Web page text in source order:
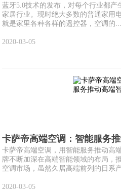
蓝牙5.0技术的发布，对每个行业都
家居行业。现时绝大多数的普通家用
就是家里各种各样的遥控器，空调的...
2020-03-05
卡萨帝高端空调：智能服务
卡萨帝高端空调，用智能服务推动高
牌不断加深在高端智能领域的布局，
空调市场，虽然久居高端前列的日系产
2020-03-05